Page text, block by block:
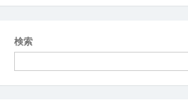
ナ
ビ
ゲ
ー
検索